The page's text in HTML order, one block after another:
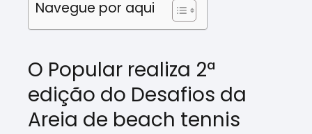
Navegue por aqui
O Popular realiza 2ª
edição do Desafios da
Areia de beach tennis